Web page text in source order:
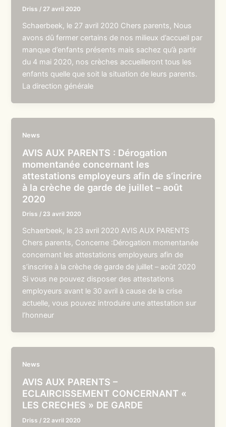
Driss / 27 avril 2020
Schaerbeek, le 27 avril 2020 Chers parents, Nous
avons dû fermer certains de nos milieux d’accueil par
manque d’enfants présents mais sachez qu’à partir
du 4 mai 2020, nos crèches accueilleront tous les
enfants quelle que soit la situation de leurs parents.
La direction générale
News
AVIS AUX PARENTS : Dérogation
momentanée concernant les
attestations employeurs afin de s’incrire
à la crèche de garde de juillet – août
2020
Driss / 23 avril 2020
Schaerbeek, le 23 avril 2020 AVIS AUX PARENTS
Chers parents, Concerne :Dérogation momentanée
concernant les attestations employeurs afin de
s’inscrire à la crèche de garde de juillet – août 2020
Si vous ne pouvez disposer des attestations
employeurs avant le 30 avril à cause de la crise
actuelle, vous pouvez introduire une attestation sur
l’honneur
News
AVIS AUX PARENTS –
ECLAIRCISSEMENT CONCERNANT «
LES CRECHES » DE GARDE
Driss / 22 avril 2020